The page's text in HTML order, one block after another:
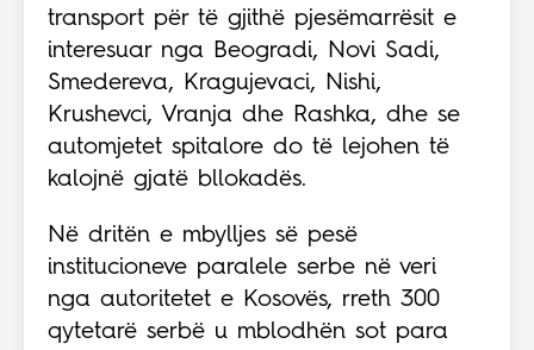
transport për të gjithë pjesëmarrësit e
interesuar nga Beogradi, Novi Sadi,
Smedereva, Kragujevaci, Nishi,
Krushevci, Vranja dhe Rashka, dhe se
automjetet spitalore do të lejohen të
kalojnë gjatë bllokadës.
Në dritën e mbylljes së pesë
institucioneve paralele serbe në veri
nga autoritetet e Kosovës, rreth 300
qytetarë serbë u mblodhën sot para